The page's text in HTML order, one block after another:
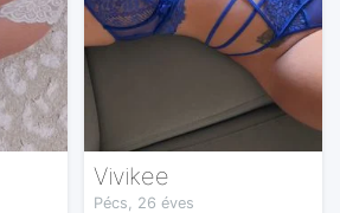
Vivikee
Pécs, 26 éves